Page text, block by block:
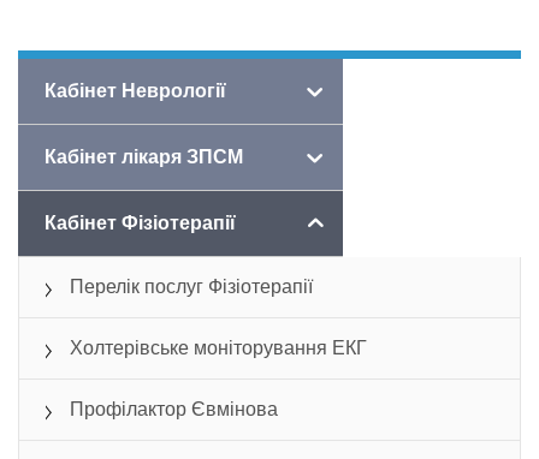
Наші процедури
Кабінет Неврології
Кабінет лікаря ЗПСМ
Кабінет Фізіотерапії
Перелік послуг Фізіотерапії
Холтерівське моніторування ЕКГ
Профілактор Євмінова